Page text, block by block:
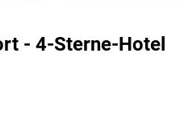
- 4-Sterne-Hotel